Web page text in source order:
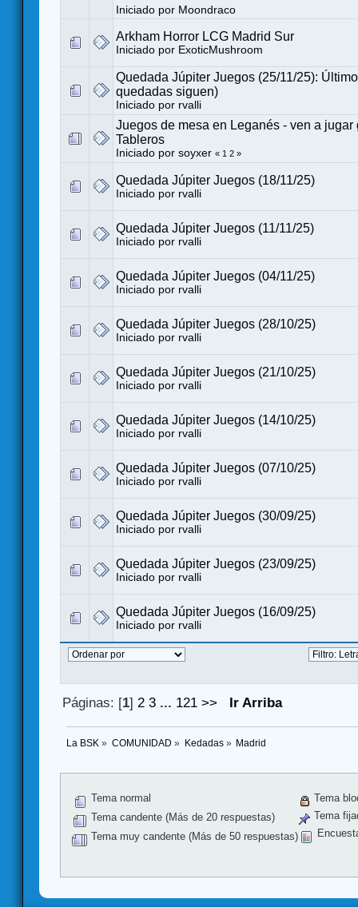
Iniciado por Moondraco
Arkham Horror LCG Madrid Sur
Iniciado por ExoticMushroom
Quedada Júpiter Juegos (25/11/25):
quedadas siguen)
Iniciado por rvalli
Juegos de mesa en Leganés - ven a jugar
Tableros
Iniciado por soyxer « 1 2 »
Quedada Júpiter Juegos (18/11/25)
Iniciado por rvalli
Quedada Júpiter Juegos (11/11/25)
Iniciado por rvalli
Quedada Júpiter Juegos (04/11/25)
Iniciado por rvalli
Quedada Júpiter Juegos (28/10/25)
Iniciado por rvalli
Quedada Júpiter Juegos (21/10/25)
Iniciado por rvalli
Quedada Júpiter Juegos (14/10/25)
Iniciado por rvalli
Quedada Júpiter Juegos (07/10/25)
Iniciado por rvalli
Quedada Júpiter Juegos (30/09/25)
Iniciado por rvalli
Quedada Júpiter Juegos (23/09/25)
Iniciado por rvalli
Quedada Júpiter Juegos (16/09/25)
Iniciado por rvalli
Páginas: [1] 2 3 ... 121 >> Ir Arriba
La BSK » COMUNIDAD » Kedadas» Madrid
Tema normal
Tema candente (Más de 20 respuestas)
Tema muy candente (Más de 50 respuestas)
Tema
Tema